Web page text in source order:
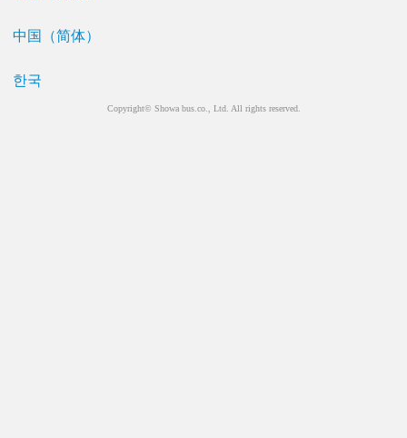
中国（简体）
한국
Copyright© Showa bus.co., Ltd. All rights reserved.